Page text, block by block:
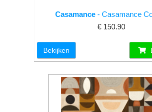
Casamance- Casamance
€ 150.90
Bekijken